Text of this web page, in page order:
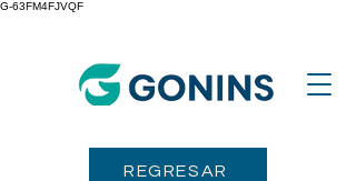
G-63FM4FJVQF
REGRESAR